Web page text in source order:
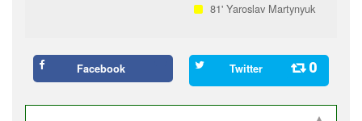
81' Yaroslav Martynyuk
Facebook Twitter 0